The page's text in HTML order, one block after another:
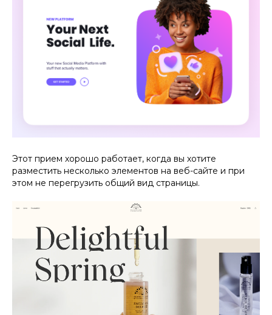
Этот прием хорошо работает, когда вы хотите
разместить несколько элементов на веб-сайте и при
этом не перегрузить общий вид страницы.